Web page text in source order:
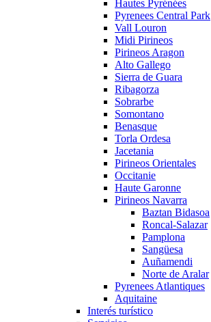
Hautes Pyrénées
Pyrenees Central Park
Vall Louron
Midi Pirineos
Pirineos Aragon
Alto Gallego
Sierra de Guara
Ribagorza
Sobrarbe
Somontano
Benasque
Torla Ordesa
Jacetania
Pirineos Orientales
Occitanie
Haute Garonne
Pirineos Navarra
Baztan Bidasoa
Roncal-Salazar
Pamplona
Sangüesa
Auñamendi
Norte de Aralar
Pyrenees Atlantiques
Aquitaine
Interés turístico